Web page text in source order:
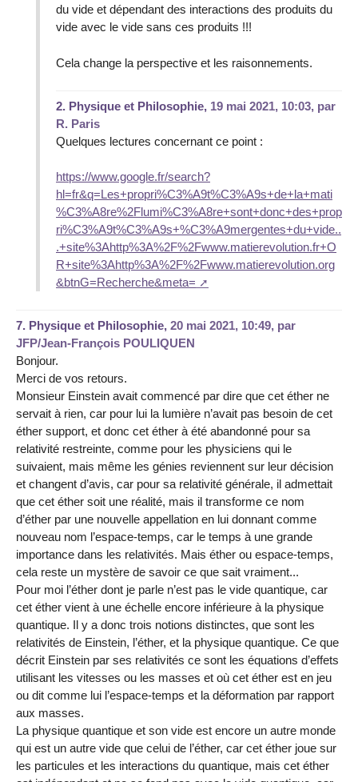
du vide et dépendant des interactions des produits du
vide avec le vide sans ces produits !!!
Cela change la perspective et les raisonnements.
2. Physique et Philosophie, 19 mai 2021, 10:03, par
R. Paris
Quelques lectures concernant ce point :
https://www.google.fr/search?
hl=fr&q=Les+propri%C3%A9t%C3%A9s+de+la+mati
%C3%A8re%2Flumi%C3%A8re+sont+donc+des+prop
ri%C3%A9t%C3%A9s+%C3%A9mergentes+du+vide..
.+site%3Ahttp%3A%2F%2Fwww.matierevolution.fr+O
R+site%3Ahttp%3A%2F%2Fwww.matierevolution.org
&btnG=Recherche&meta=
7. Physique et Philosophie, 20 mai 2021, 10:49, par
JFP/Jean-François POULIQUEN
Bonjour.
Merci de vos retours.
Monsieur Einstein avait commencé par dire que cet éther ne
servait à rien, car pour lui la lumière n’avait pas besoin de cet
éther support, et donc cet éther à été abandonné pour sa
relativité restreinte, comme pour les physiciens qui le
suivaient, mais même les génies reviennent sur leur décision
et changent d’avis, car pour sa relativité générale, il admettait
que cet éther soit une réalité, mais il transforme ce nom
d’éther par une nouvelle appellation en lui donnant comme
nouveau nom l’espace-temps, car le temps à une grande
importance dans les relativités. Mais éther ou espace-temps,
cela reste un mystère de savoir ce que sait vraiment...
Pour moi l’éther dont je parle n’est pas le vide quantique, car
cet éther vient à une échelle encore inférieure à la physique
quantique. Il y a donc trois notions distinctes, que sont les
relativités de Einstein, l’éther, et la physique quantique. Ce que
décrit Einstein par ses relativités ce sont les équations d’effets
utilisant les vitesses ou les masses et où cet éther est en jeu
ou dit comme lui l’espace-temps et la déformation par rapport
aux masses.
La physique quantique et son vide est encore un autre monde
qui est un autre vide que celui de l’éther, car cet éther joue sur
les particules et les interactions du quantique, mais cet éther